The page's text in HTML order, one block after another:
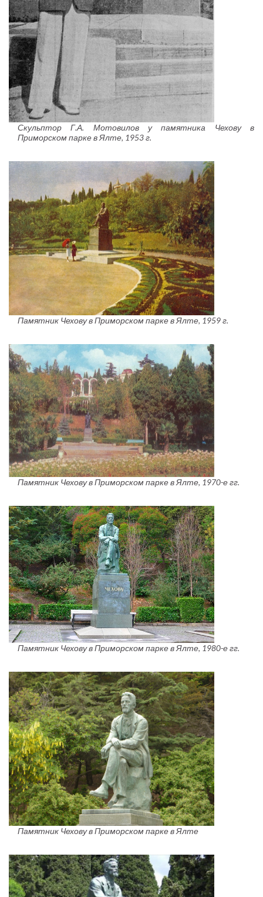
Скульптор Г.А. Мотовилов у памятника Чехову в
Приморском парке в Ялте, 1953 г.
Памятник Чехову в Приморском парке в Ялте, 1959 г.
Памятник Чехову в Приморском парке в Ялте, 1970-е гг.
Памятник Чехову в Приморском парке в Ялте, 1980-е гг.
Памятник Чехову в Приморском парке в Ялте